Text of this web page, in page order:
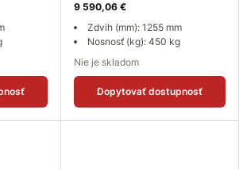
9 590,06 €
Zdvih (mm): 1255 mm
Nosnosť (kg): 450 kg
Nie je skladom
Dopytovať dostupnosť